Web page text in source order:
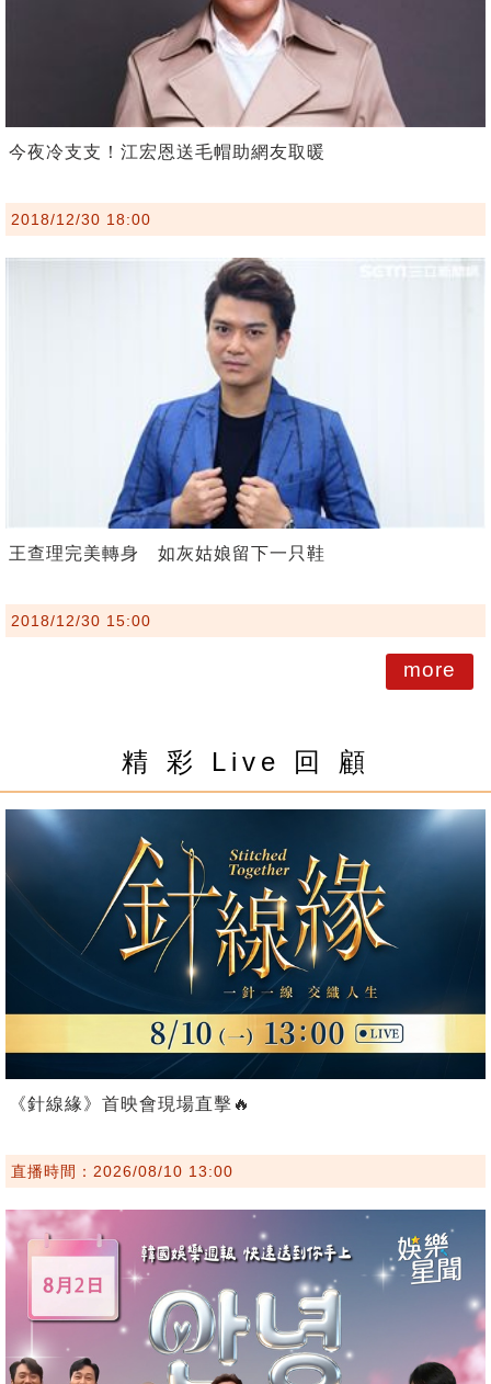
今夜冷支支！江宏恩送毛帽助網友取暖
2018/12/30 18:00
王查理完美轉身 如灰姑娘留下一只鞋
2018/12/30 15:00
more
精 彩 Live 回 顧
《針線緣》首映會現場直擊🔥
直播時間：2026/08/10 13:00